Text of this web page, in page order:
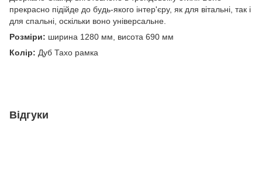
прекрасно підійде до будь-якого інтер'єру, як для вітальні, так і
для спальні, оскільки воно універсальне.
Розміри: ширина 1280 мм, висота 690 мм
Колір: Дуб Тахо рамка
Відгуки